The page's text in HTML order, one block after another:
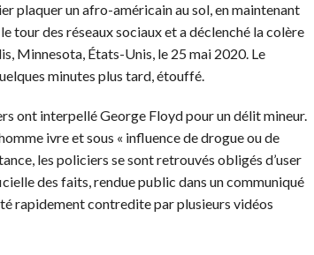
plaquer un afro-américain au sol, en maintenant
tour des réseaux sociaux et a déclenché la colère
Minnesota, États-Unis, le 25 mai 2020. Le
minutes plus tard, étouffé.
ont interpellé George Floyd pour un délit mineur.
ivre et sous « influence de drogue ou de
les policiers se sont retrouvés obligés d’user
des faits, rendue public dans un communiqué
rapidement contredite par plusieurs vidéos